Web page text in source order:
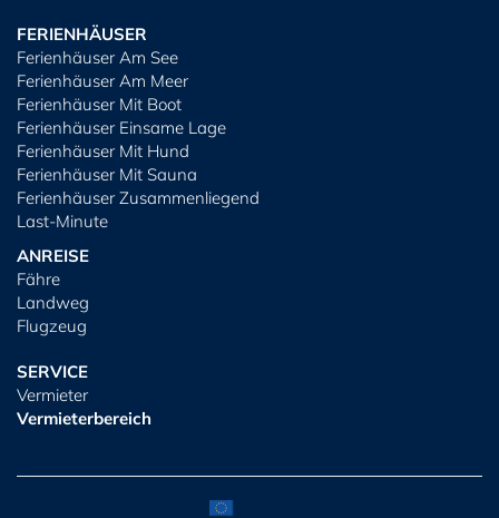
FERIENHÄUSER
Ferienhäuser Am See
Ferienhäuser Am Meer
Ferienhäuser Mit Boot
Ferienhäuser Einsame Lage
Ferienhäuser Mit Hund
Ferienhäuser Mit Sauna
Ferienhäuser Zusammenliegend
Last-Minute
ANREISE
Fähre
Landweg
Flugzeug
SERVICE
Vermieter
Vermieterbereich